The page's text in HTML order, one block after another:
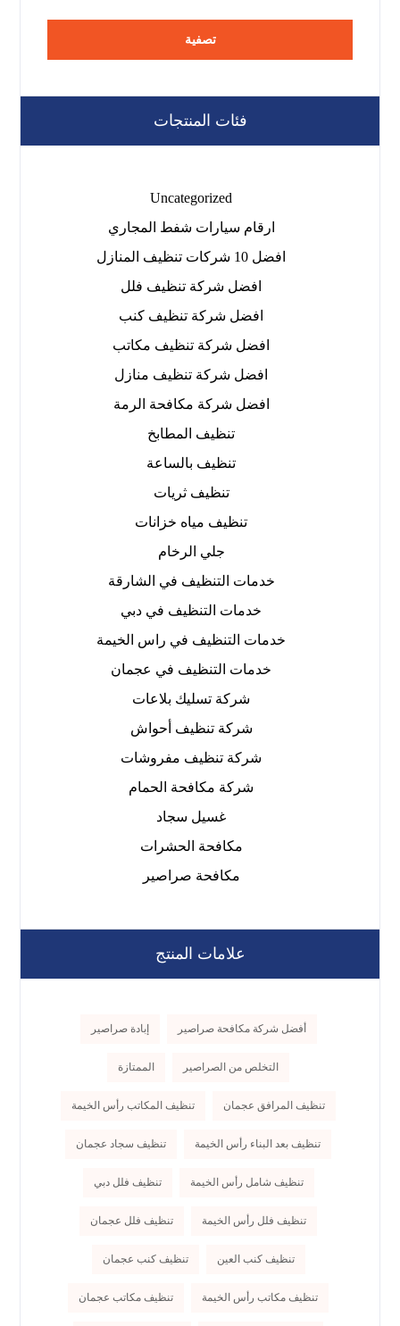
تصفية
فئات المنتجات
Uncategorized
ارقام سيارات شفط المجاري
افضل 10 شركات تنظيف المنازل
افضل شركة تنظيف فلل
افضل شركة تنظيف كنب
افضل شركة تنظيف مكاتب
افضل شركة تنظيف منازل
افضل شركة مكافحة الرمة
تنظيف المطابخ
تنظيف بالساعة
تنظيف ثريات
تنظيف مياه خزانات
جلي الرخام
خدمات التنظيف في الشارقة
خدمات التنظيف في دبي
خدمات التنظيف في راس الخيمة
خدمات التنظيف في عجمان
شركة تسليك بلاعات
شركة تنظيف أحواش
شركة تنظيف مفروشات
شركة مكافحة الحمام
غسيل سجاد
مكافحة الحشرات
مكافحة صراصير
علامات المنتج
أفضل شركة مكافحة صراصير إبادة صراصير
التخلص من الصراصير الممتازة
تنظيف المرافق عجمان تنظيف المكاتب رأس الخيمة
تنظيف بعد البناء رأس الخيمة تنظيف سجاد عجمان
تنظيف شامل رأس الخيمة تنظيف فلل دبي
تنظيف فلل رأس الخيمة تنظيف فلل عجمان
تنظيف كنب العين تنظيف كنب عجمان
تنظيف مكاتب رأس الخيمة تنظيف مكاتب عجمان